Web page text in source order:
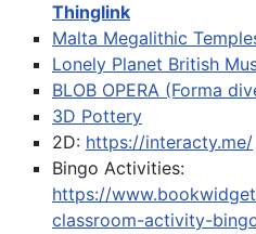
Thinglink
Malta Megalithic
Lonely Planet British
BLOB OPERA (Forma
3D Pottery
2D: https://interacty.me/
Bingo Activities:
https://
classroom-activity-